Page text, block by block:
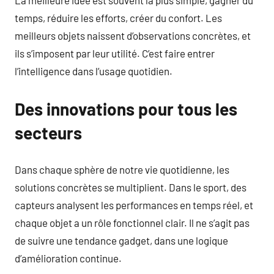
temps, réduire les efforts, créer du confort. Les
meilleurs objets naissent d’observations concrètes, et
ils s’imposent par leur utilité. C’est faire entrer
l’intelligence dans l’usage quotidien.
Des innovations pour tous les
secteurs
Dans chaque sphère de notre vie quotidienne, les
solutions concrètes se multiplient. Dans le sport, des
capteurs analysent les performances en temps réel, et
chaque objet a un rôle fonctionnel clair. Il ne s’agit pas
de suivre une tendance gadget, dans une logique
d’amélioration continue.